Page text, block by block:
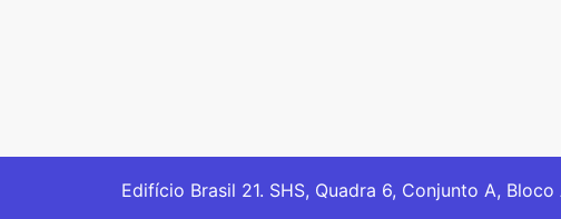
Edifício Brasil 21. SHS, Quadra 6, Conjunto A,